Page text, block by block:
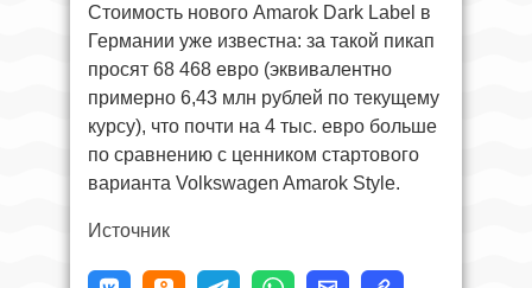
Стоимость нового Amarok Dark Label в
Германии уже известна: за такой пикап
просят 68 468 евро (эквивалентно
примерно 6,43 млн рублей по текущему
курсу), что почти на 4 тыс. евро больше
по сравнению с ценником стартового
варианта Volkswagen Amarok Style.
Источник